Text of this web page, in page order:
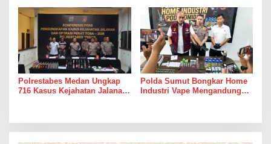
Kamtibmas
Sedang Sakit
Polrestabes Medan Ungkap
716 Kasus Kejahatan Jalanan
Polda Sumut Bongkar Home
Industri Vape Mengandung